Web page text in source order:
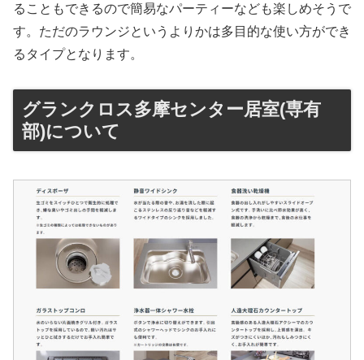
ることもできるので簡易なパーティーなども楽しめそうで
す。ただのラウンジというよりかは多目的な使い方ができ
るタイプとなります。
グランクロス多摩センター居室(専有
部)について